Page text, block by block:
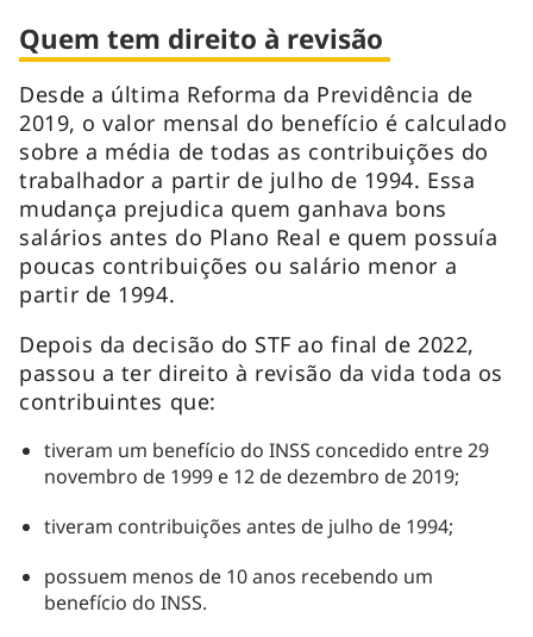
Quem tem direito à revisão
Desde a última Reforma da Previdência de
2019, o valor mensal do benefício é calculado
sobre a média de todas as contribuições do
trabalhador a partir de julho de 1994. Essa
mudança prejudica quem ganhava bons
salários antes do Plano Real e quem possuía
poucas contribuições ou salário menor a
partir de 1994.
Depois da decisão do STF ao final de 2022,
passou a ter direito à revisão da vida toda os
contribuintes que:
tiveram um benefício do INSS concedido entre 29
novembro de 1999 e 12 de dezembro de 2019;
tiveram contribuições antes de julho de 1994;
possuem menos de 10 anos recebendo um
benefício do INSS.